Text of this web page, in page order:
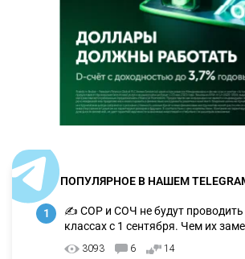
ПОПУЛЯРНОЕ В НАШЕМ
1
✍️ СОР и СОЧ не будут
классах с 1 сентября. Чем их
3093 6 14